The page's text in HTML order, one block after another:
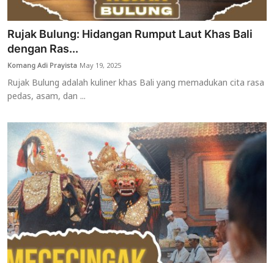
Rujak Bulung: Hidangan Rumput Laut Khas Bali
dengan Ras...
Komang Adi Prayista May 19, 2025
Rujak Bulung adalah kuliner khas Bali yang memadukan cita rasa
pedas, asam, dan ...